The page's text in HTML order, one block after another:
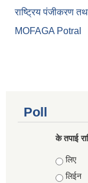
राष्ट्रिय पंजीकरण
MOFAGA Potral
Poll
के तपाई
Choices
लिए
लिईन